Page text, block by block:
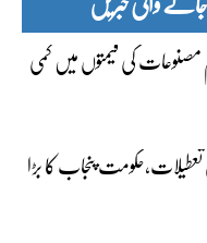
کی قیمتوں میں کمی
پنجاب کا بڑا